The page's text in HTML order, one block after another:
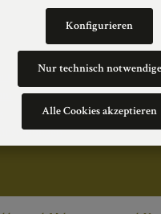
Nur technisch notwendige
Konfigurieren
Alle Cookies akzeptieren